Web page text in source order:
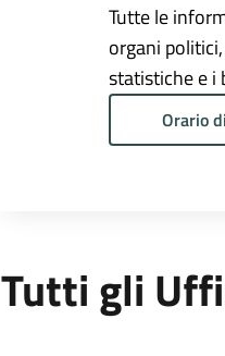
Tutte le
organi
statistiche e i
Orario
Tutti gli